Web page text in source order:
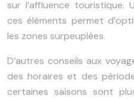
sur l’affluence touristique.
ces éléments permet
les zones surpeuplées.
D’autres conseils aux
des horaires et des
certaines saisons sont